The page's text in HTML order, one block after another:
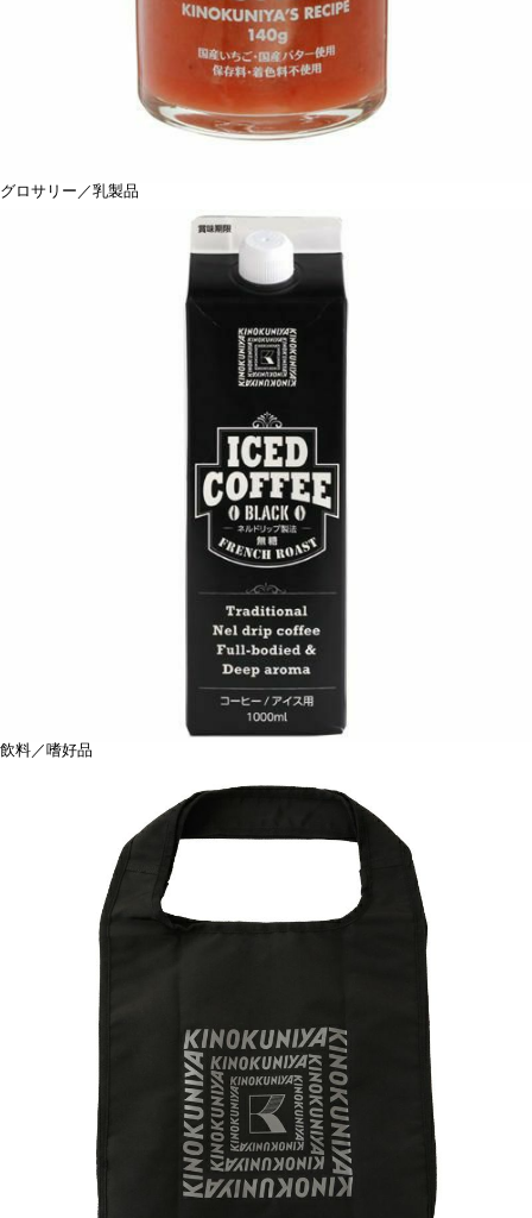
グロサリー／乳製品
飲料／嗜好品